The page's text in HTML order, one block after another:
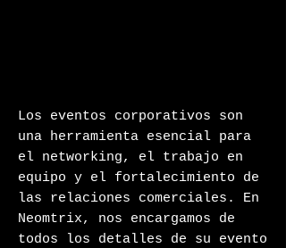
Los eventos corporativos son
una herramienta esencial para
el networking, el trabajo en
equipo y el fortalecimiento de
las relaciones comerciales. En
Neomtrix, nos encargamos de
todos los detalles de su evento